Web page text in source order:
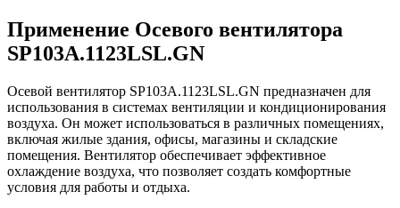
Применение Осевого вентилятора
SP103A.1123LSL.GN
Осевой вентилятор SP103A.1123LSL.GN предназначен для
использования в системах вентиляции и кондиционирования
воздуха. Он может использоваться в различных помещениях,
включая жилые здания, офисы, магазины и складские
помещения. Вентилятор обеспечивает эффективное
охлаждение воздуха, что позволяет создать комфортные
условия для работы и отдыха.